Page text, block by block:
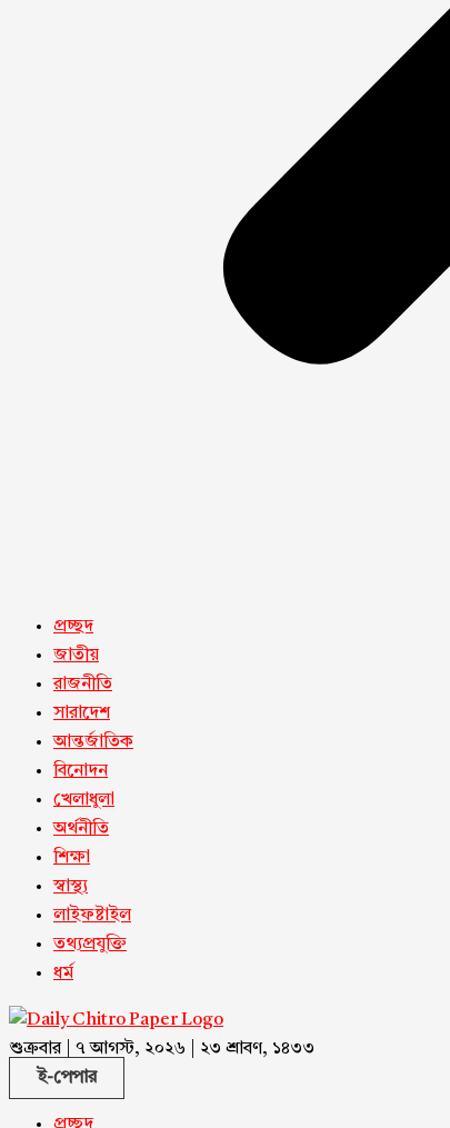
প্রচ্ছদ
জাতীয়
রাজনীতি
সারাদেশ
আন্তর্জাতিক
বিনোদন
খেলাধুলা
অর্থনীতি
শিক্ষা
স্বাস্থ্য
লাইফষ্টাইল
তথ্যপ্রযুক্তি
ধর্ম
শুক্রবার | ৭ আগস্ট, ২০২৬ | ২৩ শ্রাবণ, ১৪৩৩
ই-পেপার